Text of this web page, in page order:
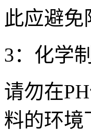
此应避
3：化学
请勿在
料的环